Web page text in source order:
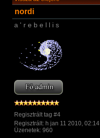
nordi
a ' r e b e l l i s
Regisztrált tag #4
Regisztrált: h jan 11 2010, 02:14
Üzenetek: 960